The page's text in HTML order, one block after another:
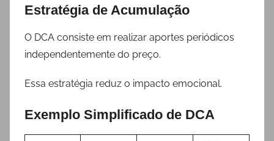
Estratégia de Acumulação
O DCA consiste em realizar aportes periódicos
independentemente do preço.
Essa estratégia reduz o impacto emocional.
Exemplo Simplificado de DCA